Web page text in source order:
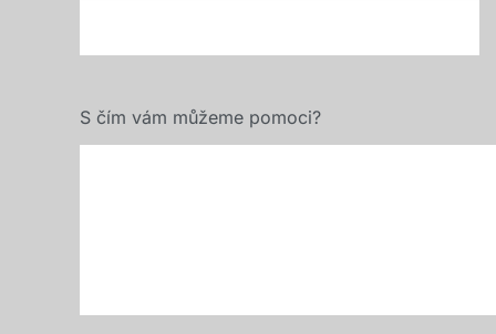
S čím vám můžeme pomoci?